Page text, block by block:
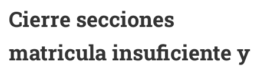
Cierre secciones
matricula insuficiente y